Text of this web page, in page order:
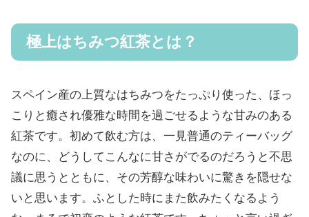
極上はちみつ紅茶とは？
スペイン産の上質なはちみつをたっぷり使った、ほっ
こりと癒され優雅な時間を過ごせるような甘みのある
紅茶です。初めて飲む方は、一見普通のティーバッグ
なのに、どうしてこんなに甘さがでるのだろうと不思
議に思うとともに、その芳醇な味わいに驚きを隠せな
いと思います。ふとした時にまた飲みたくなるよう